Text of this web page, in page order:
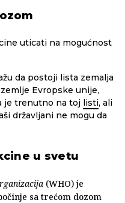
uticati na mogućnost
da postoji lista zemalja
Evropske unije,
je trenutno na toj listi, ali
državljani ne mogu da
u svetu
(WHO) je
sa trećom dozom